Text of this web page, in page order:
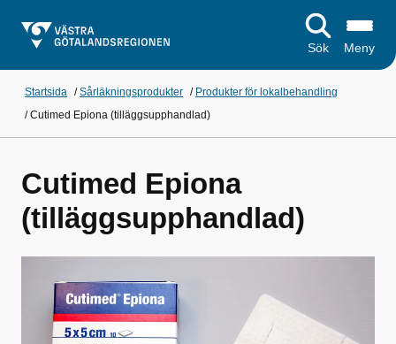
Sök Meny
Startsida /Sårläkningsprodukter / Produkter för lokalbehandling
/Cutimed Epiona (tilläggsupphandlad)
Cutimed Epiona
(tilläggsupphandlad)